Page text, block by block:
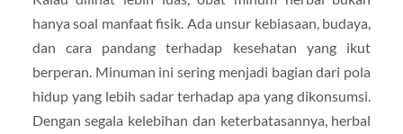
hanya soal manfaat fisik. Ada unsur kebiasaan, budaya,
dan cara pandang terhadap kesehatan yang ikut
berperan. Minuman ini sering menjadi bagian dari pola
hidup yang lebih sadar terhadap apa yang dikonsumsi.
Dengan segala kelebihan dan keterbatasannya, herbal